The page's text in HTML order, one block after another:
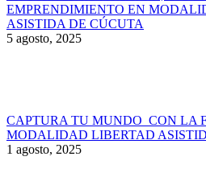
EMPRENDIMIENTO EN
ASISTIDA DE CÚCUTA
5 agosto, 2025
CAPTURA TU MUNDO CON LA
MODALIDAD LIBERTAD
1 agosto, 2025